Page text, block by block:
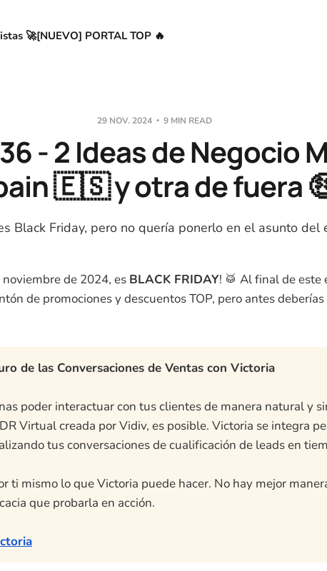
🚀[NUEVO] PORTAL TOP 🔥
29 NOV. 2024 9 MIN READ
- 2 Ideas de Negocio
🇪🇸 y otra de fuera
Black Friday, pero no quería ponerlo en el asunto del
noviembre de 2024, es BLACK FRIDAY! 🥁 Al final de este
de promociones y descuentos TOP, pero antes
de las Conversaciones de Ventas con Victoria
poder interactuar con tus clientes de manera natural y
Virtual creada por Vidiv, es posible. Victoria se integra
tus conversaciones de cualificación de leads en
ti mismo lo que Victoria puede hacer. No hay mejor
que probarla en acción.